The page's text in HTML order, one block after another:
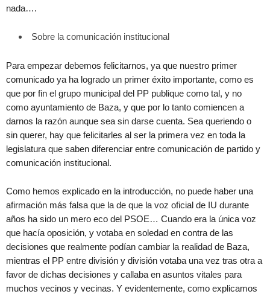
nada….
Sobre la comunicación institucional
Para empezar debemos felicitarnos, ya que nuestro primer
comunicado ya ha logrado un primer éxito importante, como es
que por fin el grupo municipal del PP publique como tal, y no
como ayuntamiento de Baza, y que por lo tanto comiencen a
darnos la razón aunque sea sin darse cuenta. Sea queriendo o
sin querer, hay que felicitarles al ser la primera vez en toda la
legislatura que saben diferenciar entre comunicación de partido y
comunicación institucional.
Como hemos explicado en la introducción, no puede haber una
afirmación más falsa que la de que la voz oficial de IU durante
años ha sido un mero eco del PSOE… Cuando era la única voz
que hacía oposición, y votaba en soledad en contra de las
decisiones que realmente podían cambiar la realidad de Baza,
mientras el PP entre división y división votaba una vez tras otra a
favor de dichas decisiones y callaba en asuntos vitales para
muchos vecinos y vecinas. Y evidentemente, como explicamos